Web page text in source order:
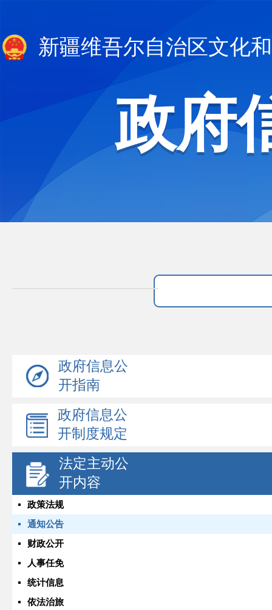
新疆维吾尔自治区文化
政府
政府信息公
开指南
政府信息公
开制度规定
法定主动公
开内容
政策法规
通知公告
财政公开
人事任免
统计信息
依法治旅